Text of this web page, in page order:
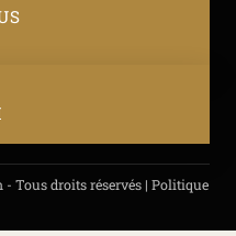
Tous droits réservés | Politique